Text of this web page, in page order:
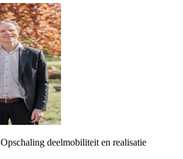
Opschaling deelmobiliteit en realisatie